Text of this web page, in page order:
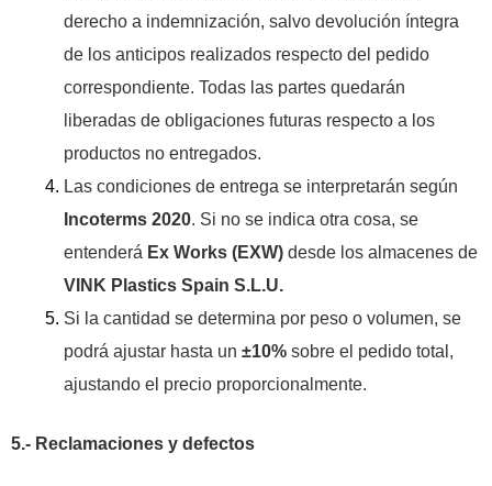
derecho a indemnización, salvo devolución íntegra
de los anticipos realizados respecto del pedido
correspondiente. Todas las partes quedarán
liberadas de obligaciones futuras respecto a los
productos no entregados.
Las condiciones de entrega se interpretarán según
Incoterms 2020. Si no se indica otra cosa, se
entenderá Ex Works (EXW) desde los almacenes de
VINK Plastics Spain S.L.U.
Si la cantidad se determina por peso o volumen, se
podrá ajustar hasta un ±10% sobre el pedido total,
ajustando el precio proporcionalmente.
5.- Reclamaciones y defectos